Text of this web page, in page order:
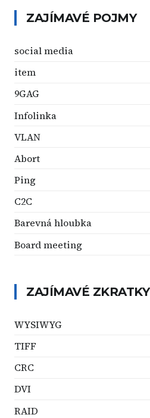
ZAJÍMAVÉ POJMY
social media
item
9GAG
Infolinka
VLAN
Abort
Ping
C2C
Barevná hloubka
Board meeting
ZAJÍMAVÉ ZKRATKY
WYSIWYG
TIFF
CRC
DVI
RAID